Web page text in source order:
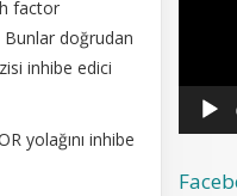
factor
Bunlar doğrudan
inhibe edici
yolağını inhibe